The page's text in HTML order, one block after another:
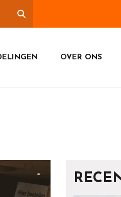
OVER ONS